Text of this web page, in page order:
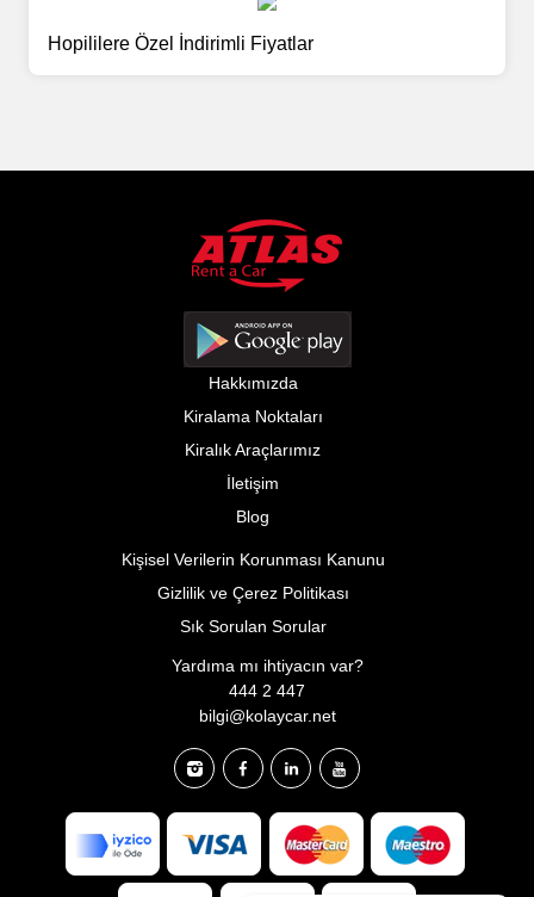
Hopililere Özel İndirimli Fiyatlar
Hakkımızda
Kiralama Noktaları
Kiralık Araçlarımız
İletişim
Blog
Kişisel Verilerin Korunması Kanunu
Gizlilik ve Çerez Politikası
Sık Sorulan Sorular
Yardıma mı ihtiyacın var?
444 2 447
bilgi@kolaycar.net